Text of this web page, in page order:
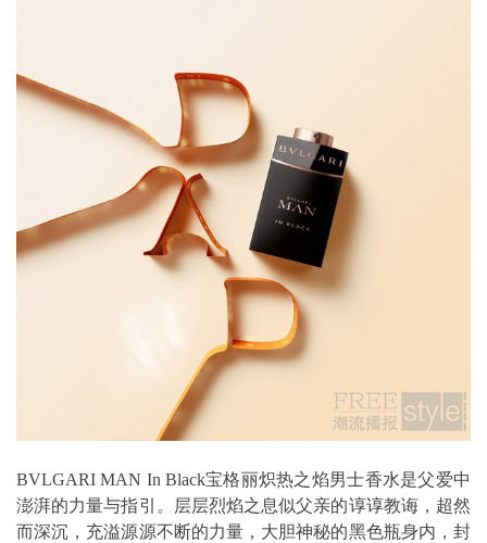
BVLGARI MAN In Black宝格丽炽热之焰男士香水是父爱中
澎湃的力量与指引。层层烈焰之息似父亲的谆谆教诲，超然
而深沉，充溢源源不断的力量，大胆神秘的黑色瓶身内，封